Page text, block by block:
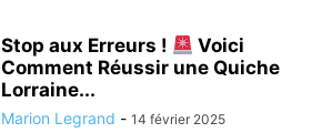
Stop aux Erreurs !
Voici
Comment Réussir une Quiche
Lorraine...
Marion Legrand - 14 février 2025